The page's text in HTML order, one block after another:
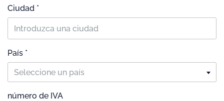
Ciudad *
País *
Seleccione un país
número de IVA